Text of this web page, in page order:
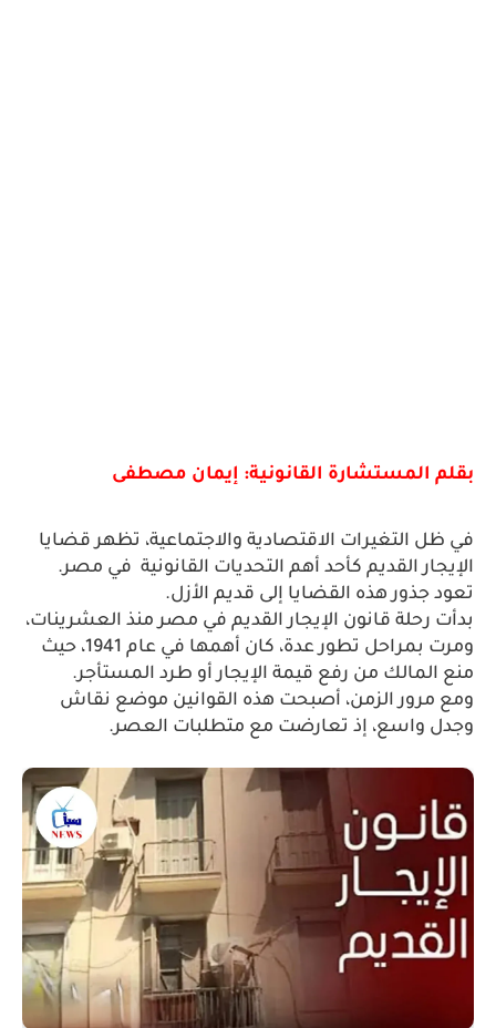
بقلم المستشارة القانونية: إيمان مصطفى
الإيجار القديم كأحد أهم التحديات القانونية  في مصر.
تعود جذور هذه القضايا إلى قديم الأزل.
بدأت رحلة قانون الإيجار القديم في مصر منذ العشرينات،
ومرت بمراحل تطور عدة، كان أهمها في عام 1941، حيث
منع المالك من رفع قيمة الإيجار أو طرد المستأجر.
وجدل واسع، إذ تعارضت مع متطلبات العصر.